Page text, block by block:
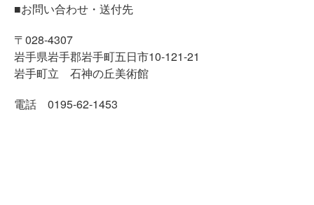
■お問い合わせ・送付先
〒028-4307
岩手県岩手郡岩手町五日市10-121-21
岩手町立 石神の丘美術館
電話 0195-62-1453